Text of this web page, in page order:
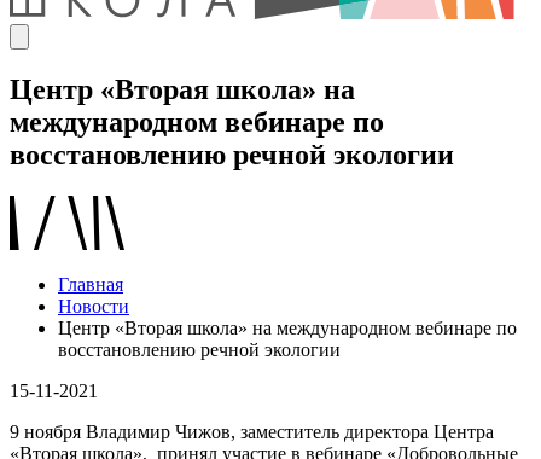
Центр «Вторая школа» на
международном вебинаре по
восстановлению речной экологии
Главная
Новости
Центр «Вторая школа» на международном вебинаре по
восстановлению речной экологии
15-11-2021
9 ноября Владимир Чижов, заместитель директора Центра
«Вторая школа», принял участие в вебинаре «Добровольные